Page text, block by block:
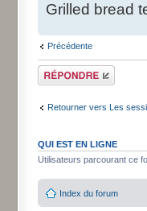
Grilled bread
Précédente
Répondre
Retourner vers Les
QUI EST EN LIGNE
Utilisateurs parcourant ce
Index du forum